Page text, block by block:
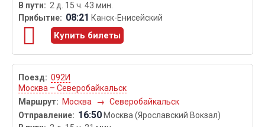
2 д. 15 ч. 43 мин.
08:21 Канск-Енисейский
Купить билеты
092И
Москва – Северобайкальск
Москва
→ Северобайкальск
16:50 Москва (Ярославский Вокзал)